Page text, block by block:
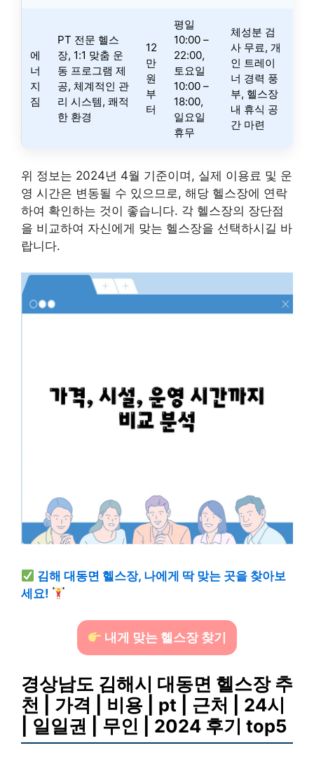
에
너
지
짐
PT 전문 헬스
장, 1:1 맞춤 운
동 프로그램 제
공, 체계적인 관
리 시스템, 쾌적
한 환경
12
만
원
부
터
평일
10:00 –
22:00,
토요일
10:00 –
18:00,
일요일
휴무
체성분 검
사 무료, 개
인 트레이
너 경력 풍
부, 헬스장
내 휴식 공
간 마련
위 정보는 2024년 4월 기준이며, 실제 이용료 및 운
영 시간은 변동될 수 있으므로, 해당 헬스장에 연락
하여 확인하는 것이 좋습니다. 각 헬스장의 장단점
을 비교하여 자신에게 맞는 헬스장을 선택하시길 바
랍니다.
김해 대동면 헬스장, 나에게 딱 맞는 곳을 찾아보
세요!
내게 맞는 헬스장 찾기
경상남도 김해시 대동면 헬스장 추
천 | 가격 | 비용 | pt | 근처 | 24시
| 일일권 | 무인 | 2024 후기 top5